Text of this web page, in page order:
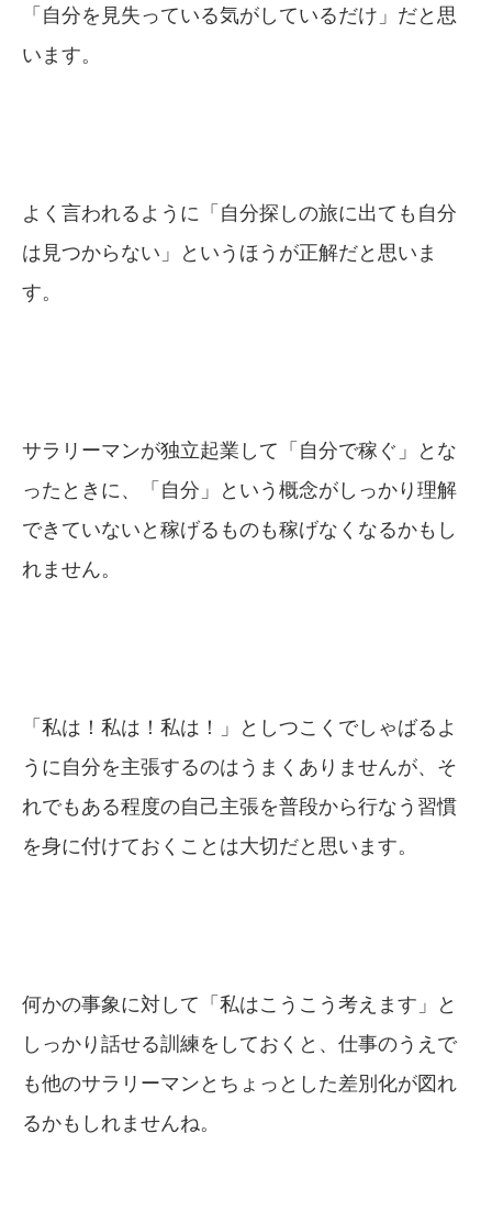
「自分を見失っている気がしているだけ」だと思
います。
よく言われるように「自分探しの旅に出ても自分
は見つからない」というほうが正解だと思いま
す。
サラリーマンが独立起業して「自分で稼ぐ」とな
ったときに、「自分」という概念がしっかり理解
できていないと稼げるものも稼げなくなるかもし
れません。
「私は！私は！私は！」としつこくでしゃばるよ
うに自分を主張するのはうまくありませんが、そ
れでもある程度の自己主張を普段から行なう習慣
を身に付けておくことは大切だと思います。
何かの事象に対して「私はこうこう考えます」と
しっかり話せる訓練をしておくと、仕事のうえで
も他のサラリーマンとちょっとした差別化が図れ
るかもしれませんね。